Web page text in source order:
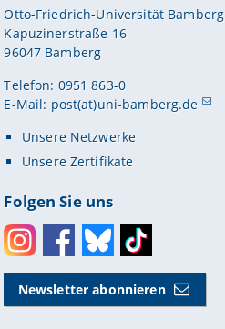
Otto-Friedrich-Universität Bamberg
Kapuzinerstraße 16
96047 Bamberg
Telefon: 0951 863-0
E-Mail: post(at)uni-bamberg.de
Unsere Netzwerke
Unsere Zertifikate
Folgen Sie uns
InstagramFacebookBlueskyToktok
Newsletter abonnieren